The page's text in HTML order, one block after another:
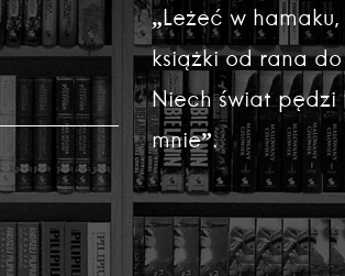
„Leżeć w
książki od rana do
Niech świat pędzi
mnie”.